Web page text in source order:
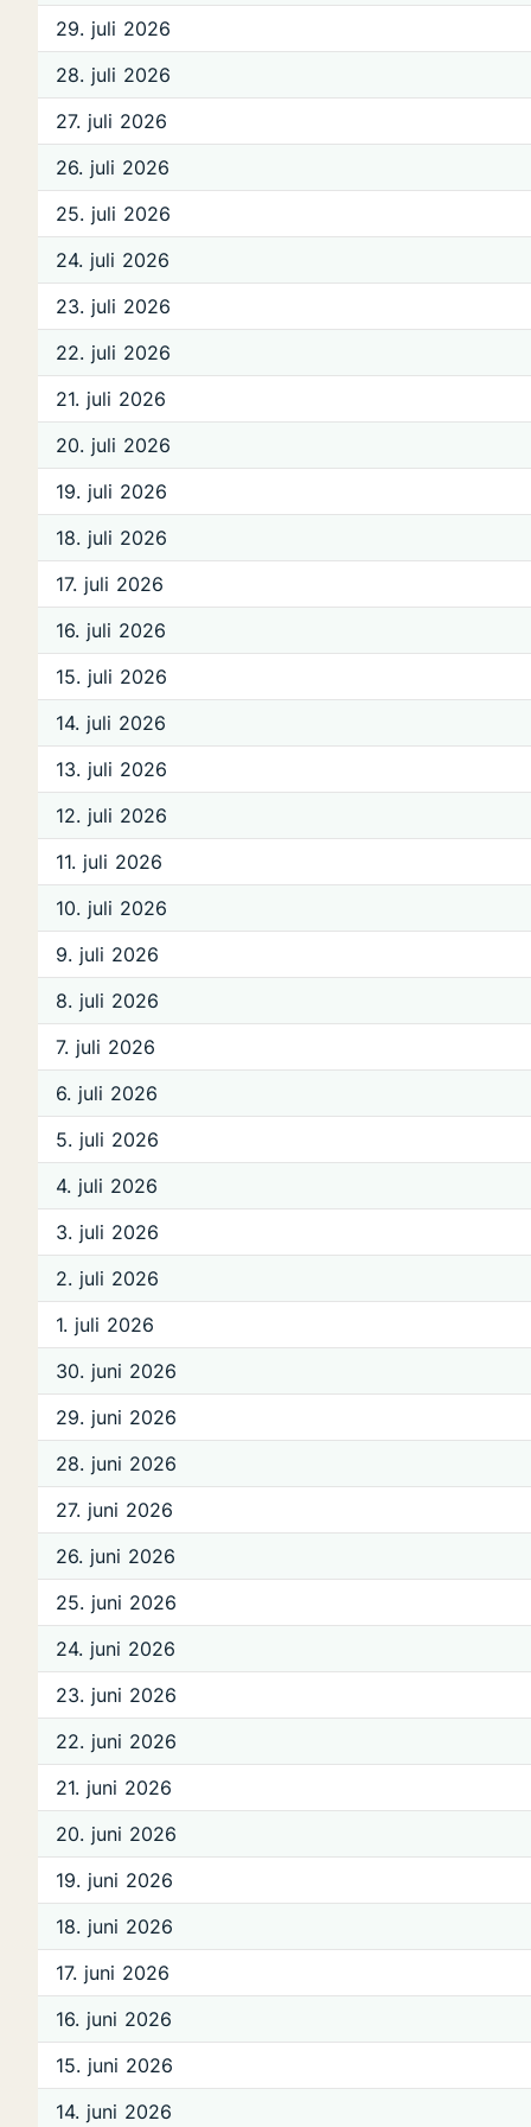
29. juli 2026
28. juli 2026
27. juli 2026
26. juli 2026
25. juli 2026
24. juli 2026
23. juli 2026
22. juli 2026
21. juli 2026
20. juli 2026
19. juli 2026
18. juli 2026
17. juli 2026
16. juli 2026
15. juli 2026
14. juli 2026
13. juli 2026
12. juli 2026
11. juli 2026
10. juli 2026
9. juli 2026
8. juli 2026
7. juli 2026
6. juli 2026
5. juli 2026
4. juli 2026
3. juli 2026
2. juli 2026
1. juli 2026
30. juni 2026
29. juni 2026
28. juni 2026
27. juni 2026
26. juni 2026
25. juni 2026
24. juni 2026
23. juni 2026
22. juni 2026
21. juni 2026
20. juni 2026
19. juni 2026
18. juni 2026
17. juni 2026
16. juni 2026
15. juni 2026
14. juni 2026